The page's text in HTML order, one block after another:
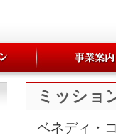
ミッショ
ベネディ・